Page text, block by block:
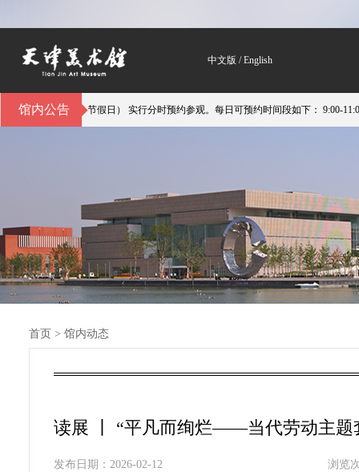
中文版 /English
馆内公告
闭馆（不含节假日） 实行分时预约参观。每日可预约时间段如下： 9:00-11:00；
首页 > 馆内动态
读展 丨 “平凡而绚烂——当代劳动主题
发布日期：2026-02-12
浏览